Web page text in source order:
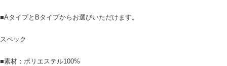
■AタイプとBタイプからお選びいただけます。
スペック
■素材：ポリエステル100%